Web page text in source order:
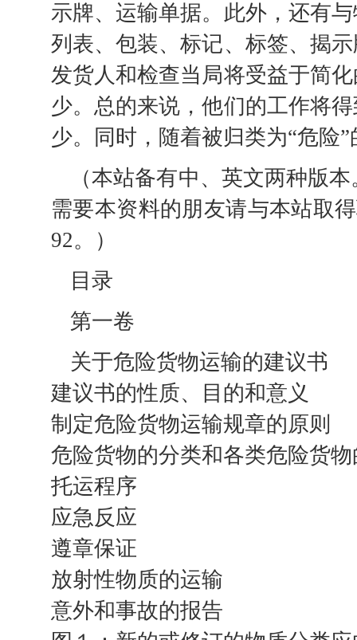
示牌、运输单据。此外，还有
列表、包装、标记、标签、揭
发货人和检查当局将受益于简
少。总的来说，他们的工作将
少。同时，随着被归类为“危险
（本站备有中、英文两种版
需要本资料的朋友请与本站取
92。）
目录
第一卷
关于危险货物运输的建议书
建议书的性质、目的和意义
制定危险货物运输规章的原则
危险货物的分类和各类危险货
托运程序
应急反应
遵章保证
放射性物质的运输
意外和事故的报告